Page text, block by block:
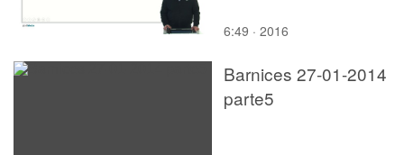
6:49 · 2016
Barnices 27-01-2014
parte5